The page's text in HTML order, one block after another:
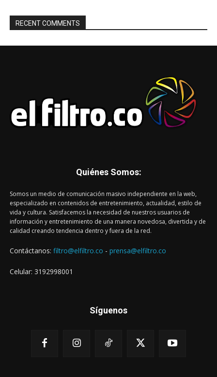
RECENT COMMENTS
Quiénes Somos:
Somos un medio de comunicación masivo independiente en la web,
especializado en contenidos de entretenimiento, actualidad, estilo de
vida y cultura. Satisfacemos la necesidad de nuestros usuarios de
información y entretenimiento de una manera novedosa, divertida y de
calidad creando tendencia dentro y fuera de la red.
Contáctanos: filtro@elfiltro.co - prensa@elfiltro.co
Celular: 3192998001
Síguenos